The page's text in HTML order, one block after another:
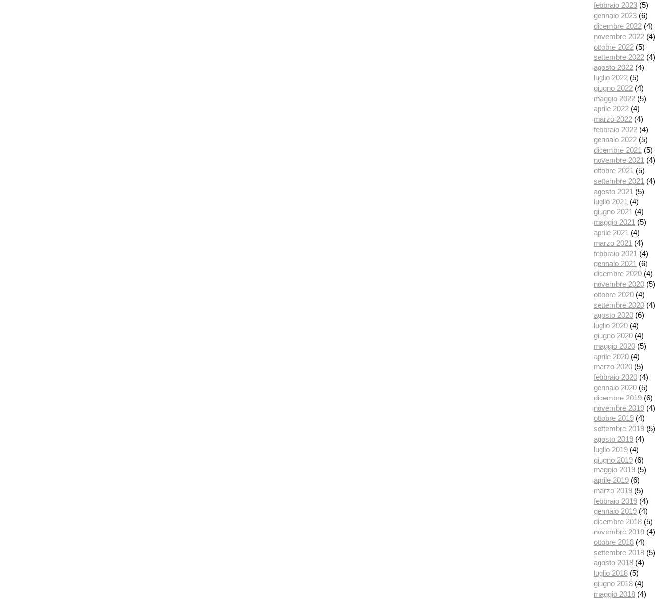
febbraio 2023 (5)
gennaio 2023 (6)
dicembre 2022 (4)
novembre 2022 (4)
ottobre 2022 (5)
settembre 2022 (4)
agosto 2022 (4)
luglio 2022 (5)
giugno 2022 (4)
maggio 2022 (5)
aprile 2022 (4)
marzo 2022 (4)
febbraio 2022 (4)
gennaio 2022 (5)
dicembre 2021 (5)
novembre 2021 (4)
ottobre 2021 (5)
settembre 2021 (4)
agosto 2021 (5)
luglio 2021 (4)
giugno 2021 (4)
maggio 2021 (5)
aprile 2021 (4)
marzo 2021 (4)
febbraio 2021 (4)
gennaio 2021 (6)
dicembre 2020 (4)
novembre 2020 (5)
ottobre 2020 (4)
settembre 2020 (4)
agosto 2020 (6)
luglio 2020 (4)
giugno 2020 (4)
maggio 2020 (5)
aprile 2020 (4)
marzo 2020 (5)
febbraio 2020 (4)
gennaio 2020 (5)
dicembre 2019 (6)
novembre 2019 (4)
ottobre 2019 (4)
settembre 2019 (5)
agosto 2019 (4)
luglio 2019 (4)
giugno 2019 (6)
maggio 2019 (5)
aprile 2019 (6)
marzo 2019 (5)
febbraio 2019 (4)
gennaio 2019 (4)
dicembre 2018 (5)
novembre 2018 (4)
ottobre 2018 (4)
settembre 2018 (5)
agosto 2018 (4)
luglio 2018 (5)
giugno 2018 (4)
maggio 2018 (4)